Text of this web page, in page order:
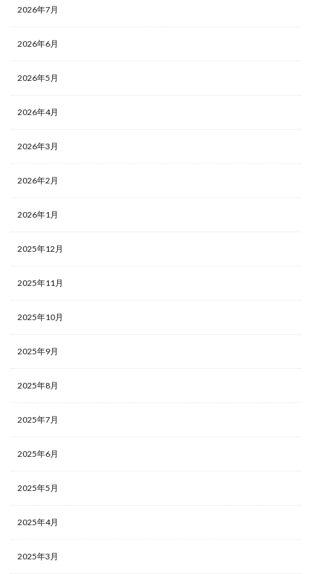
2026年7月
2026年6月
2026年5月
2026年4月
2026年3月
2026年2月
2026年1月
2025年12月
2025年11月
2025年10月
2025年9月
2025年8月
2025年7月
2025年6月
2025年5月
2025年4月
2025年3月